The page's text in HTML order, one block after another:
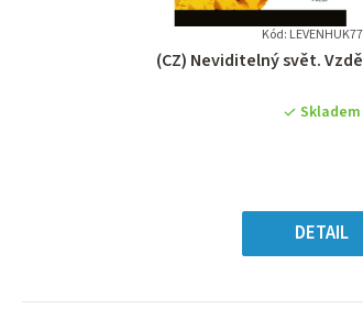
Kód:
5
(CZ) Neviditelný svět.
Skladem
DETAIL